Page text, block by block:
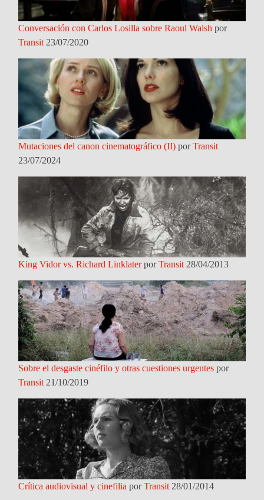
Conversación con Carlos Losilla sobre Raoul Walsh por
Transit 23/07/2020
Mutaciones del canon cinematográfico (II) porTransit
23/07/2024
King Vidor vs. Richard LinklaterporTransit 28/04/2013
Sobre el desgaste cinéfilo y otras cuestiones urgentes por
Transit 21/10/2019
Crítica audiovisual y cinefilia porTransit 28/01/2014